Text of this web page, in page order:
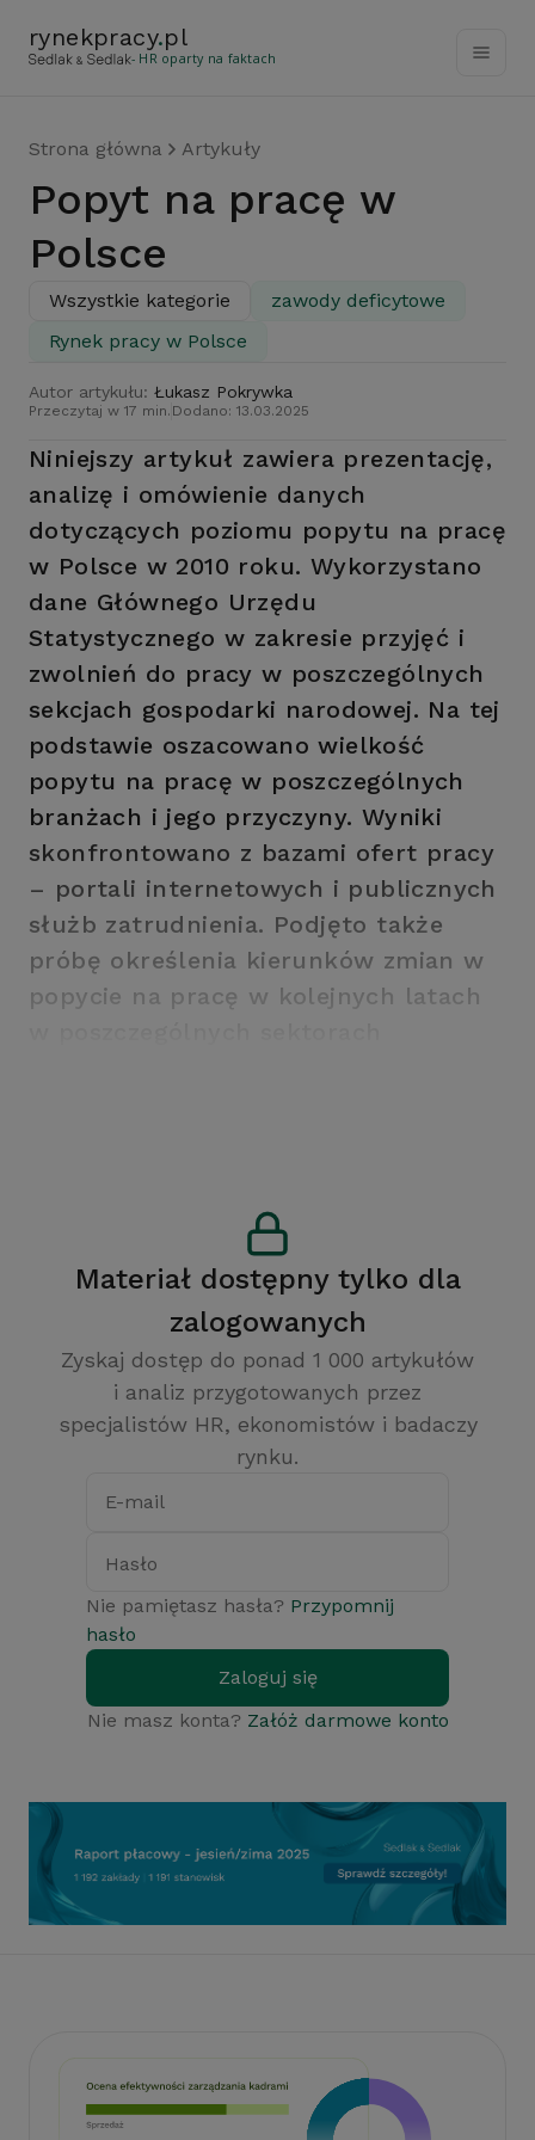
rynekpracy.pl
- HR oparty na faktach
Strona główna Artykuły
Popyt na pracę w
Polsce
Wszystkie kategorie
zawody deficytowe
Rynek pracy w Polsce
Autor artykułu: Łukasz Pokrywka
Przeczytaj w 17 min. Dodano: 13.03.2025
Niniejszy artykuł zawiera prezentację,
analizę i omówienie danych
dotyczących poziomu popytu na pracę
w Polsce w 2010 roku. Wykorzystano
dane Głównego Urzędu
Statystycznego w zakresie przyjęć i
zwolnień do pracy w poszczególnych
sekcjach gospodarki narodowej. Na tej
podstawie oszacowano wielkość
popytu na pracę w poszczególnych
branżach i jego przyczyny. Wyniki
skonfrontowano z bazami ofert pracy
– portali internetowych i publicznych
służb zatrudnienia. Podjęto także
próbę określenia kierunków zmian w
popycie na pracę w kolejnych latach
Materiał dostępny tylko dla
zalogowanych
Zyskaj dostęp do ponad 1 000 artykułów
i analiz przygotowanych przez
specjalistów HR, ekonomistów i badaczy
rynku.
E-mail
Hasło
Nie pamiętasz hasła? Przypomnij
hasło
Zaloguj się
Nie masz konta? Załóż darmowe konto